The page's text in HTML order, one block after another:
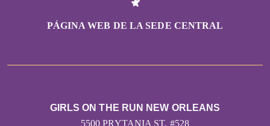
PÁGINA WEB DE LA SEDE CENTRAL
GIRLS ON THE RUN NEW ORLEANS
5500 PRYTANIA ST. #528